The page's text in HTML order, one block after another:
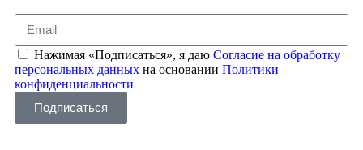
Нажимая «Подписаться», я даю Согласие на обработку
персональных данных на основании Политики
конфиденциальности
Подписаться